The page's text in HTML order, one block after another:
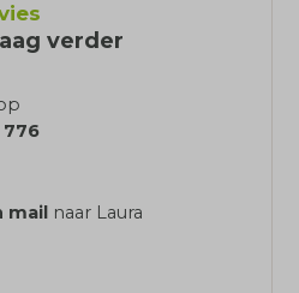
verder
776
mailnaar Laura